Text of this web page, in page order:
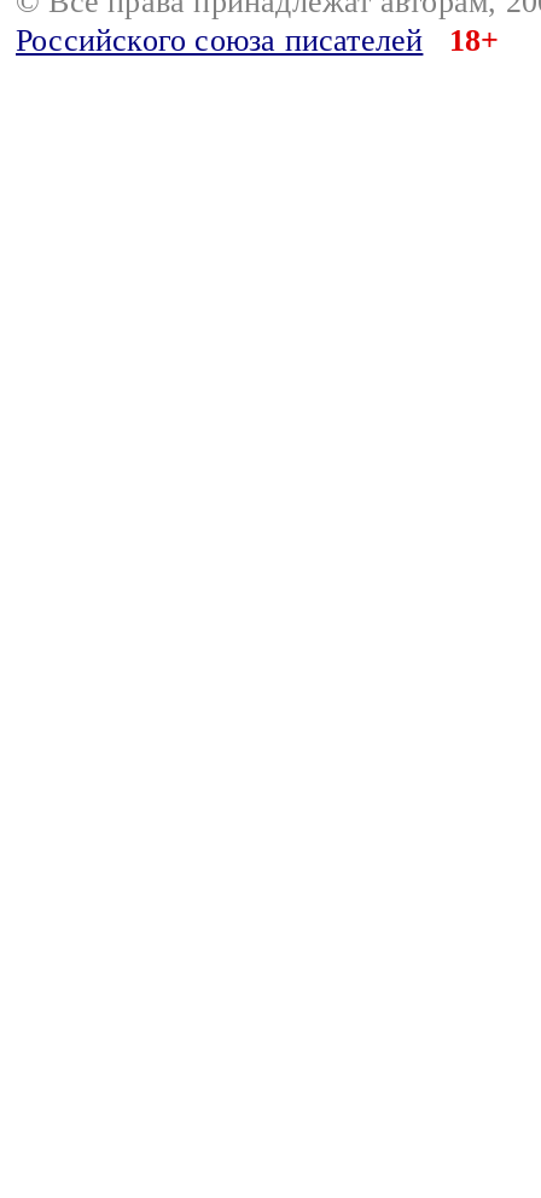
Российского союза писателей
18+